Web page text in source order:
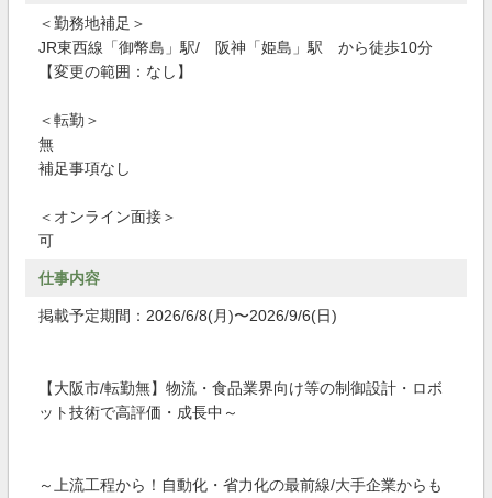
＜勤務地補足＞
JR東西線「御幣島」駅/ 阪神「姫島」駅 から徒歩10分
【変更の範囲：なし】
＜転勤＞
無
補足事項なし
＜オンライン面接＞
可
仕事内容
掲載予定期間：2026/6/8(月)〜2026/9/6(日)
【大阪市/転勤無】物流・食品業界向け等の制御設計・ロボ
ット技術で高評価・成長中～
～上流工程から！自動化・省力化の最前線/大手企業からも